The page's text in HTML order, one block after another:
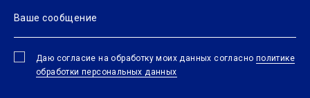
Даю согласие на обработку моих данных согласно политике
обработки персональных данных